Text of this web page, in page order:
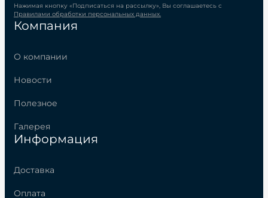
Компания
О компании
Новости
Полезное
Галерея
Информация
Доставка
Оплата
Нажимая кнопку «Подписаться на рассылку», Вы соглашаетесь с
Правилами обработки персональных данных.